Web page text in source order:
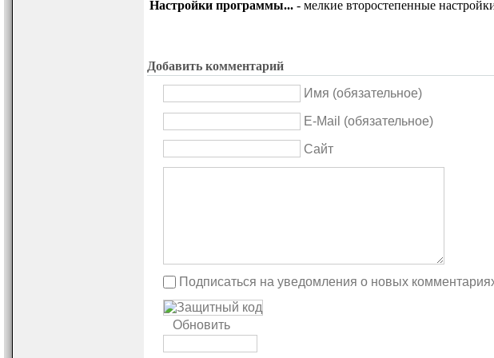
Настройки программы... - мелкие второстепенные
Добавить комментарий
Имя (обязательное)
E-Mail (обязательное)
Сайт
Подписаться на уведомления о новых
Обновить